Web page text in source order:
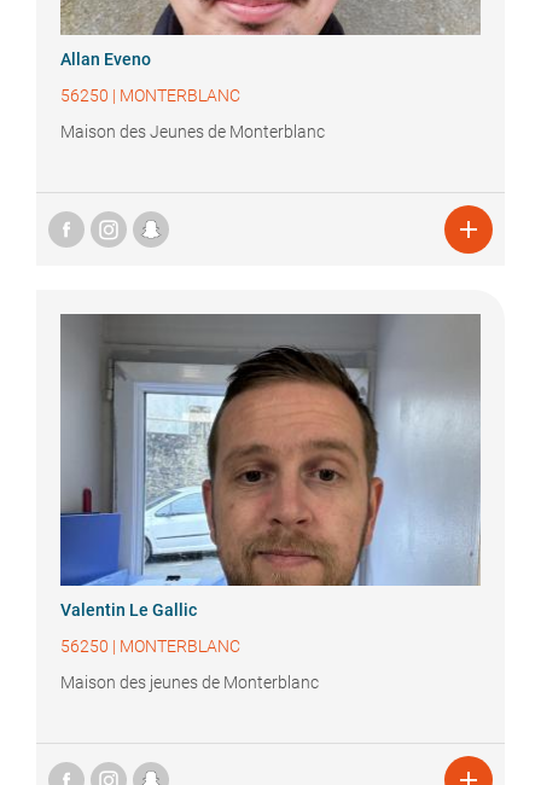
Allan Eveno
56250 | MONTERBLANC
Maison des Jeunes de Monterblanc

Valentin Le Gallic
56250 | MONTERBLANC
Maison des jeunes de Monterblanc